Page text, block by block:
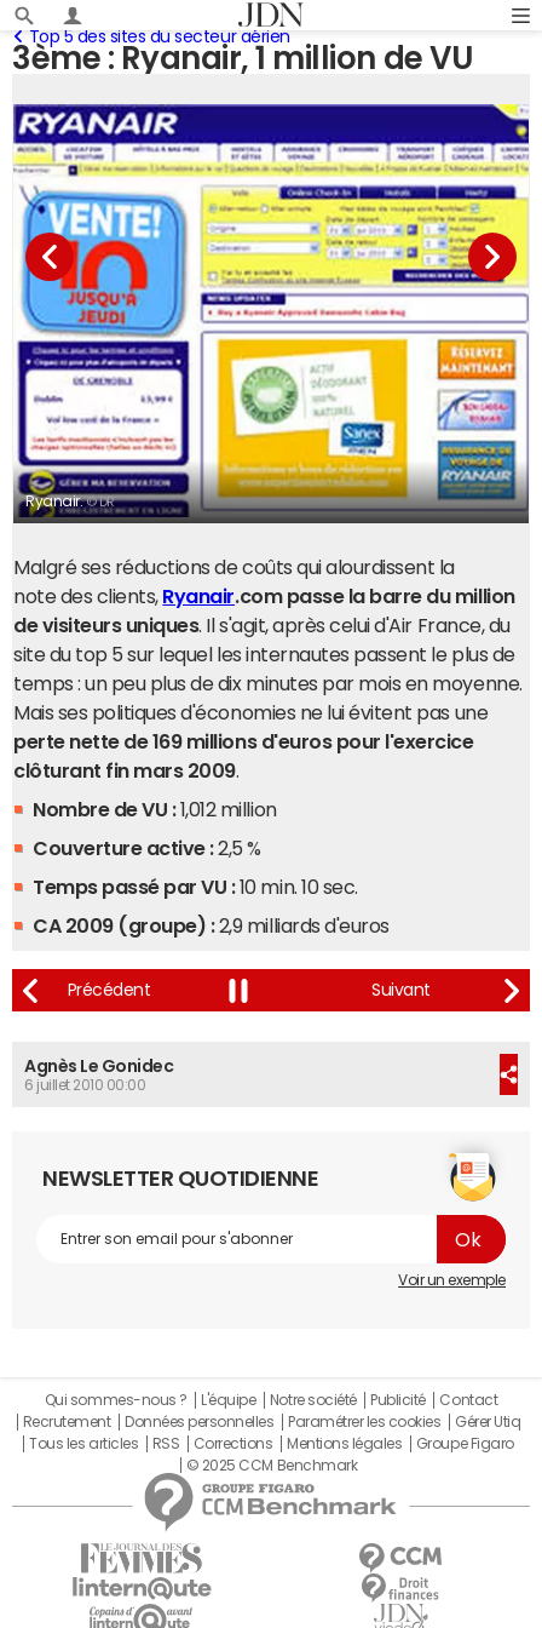
3ème : Ryanair, 1 million de VU
Top 5 des sites du secteur aérien
Ryanair.© DR
Malgré ses réductions de coûts qui alourdissent la
note des clients, Ryanair.com passe la barre du million
de visiteurs uniques. Il s'agit, après celui d'Air France, du
site du top 5 sur lequel les internautes passent le plus de
temps : un peu plus de dix minutes par mois en moyenne.
Mais ses politiques d'économies ne lui évitent pas une
perte nette de 169 millions d'euros pour l'exercice
clôturant fin mars 2009.
Nombre de VU :1,012 million
Couverture active :2,5 %
Temps passé par VU :10 min. 10 sec.
CA 2009 (groupe) :2,9 milliards d'euros
Agnès Le Gonidec
6 juillet 2010 00:00
NEWSLETTER QUOTIDIENNE
Voir un exemple
Qui sommes-nous ? L'équipe Notre société Publicité
Contact
Recrutement
Données personnelles Paramétrer les cookies
Gérer Utiq
Tous les articles
RSS Corrections Mentions légales
Groupe Figaro
© 2025 CCM Benchmark